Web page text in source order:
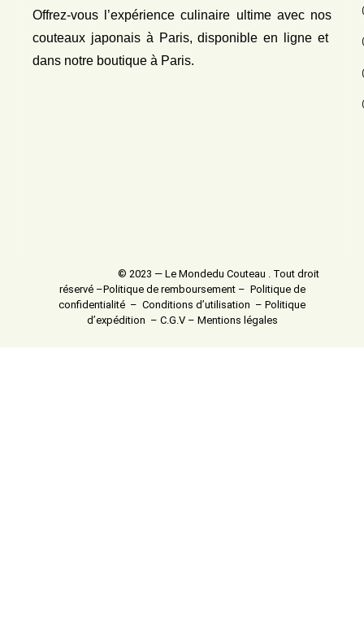
Offrez-vous l’expérience culinaire ultime avec nos
couteaux japonais à Paris, disponible en ligne et
dans notre boutique à Paris.
© 2023 — Le Mondedu Couteau . Tout droit
réservé –Politique de remboursement – Politique de
confidentialité – Conditions d’utilisation – Politique
d’expédition – C.G.V– Mentions légales